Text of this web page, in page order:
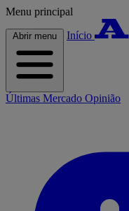
Menu principal
Abrir menu Início
Últimas Mercado Opinião